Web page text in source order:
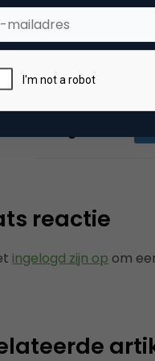
associaties.
Shopper
reactie
ingelogd zijn op om